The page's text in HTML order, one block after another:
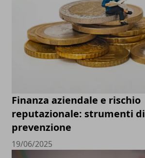
Finanza aziendale e rischio
reputazionale: strumenti di
prevenzione
19/06/2025